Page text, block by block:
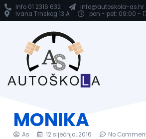
Info 01 2316 632
info@autoskola-as.hr
Ivana Trnskog 13 A
pon - pet: 09:00 -
MONIKA
As 12 siječnja, 2016 No